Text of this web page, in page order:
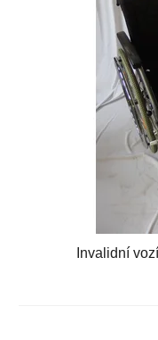
Invalidní